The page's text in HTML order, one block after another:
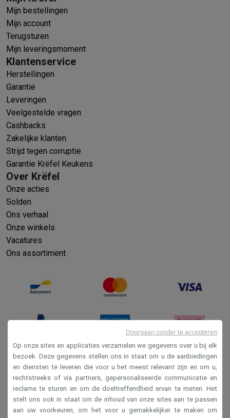
Mijn bestellingen
Mijn account
Terugsturen
Mijn leveringsmoment
Klantenservice
Herstellingen
Garantie
Leveringen
Veelgestelde vragen
Cashbacks
Zakelijke klanten
Strijd tegen corruptie
Garantie Krëfel Keukens
Over Krëfel
Onze acties
Solden
Ons verhaal
Onze winkels
Vacatures
Ons assortiment
Verkoopsvoorwaarden
Privacy
Disclaimer
Op onze sites en applicaties verzamelen we gegevens over u bij elk
bezoek. Deze gegevens stellen ons in staat om u de aanbiedingen
en diensten te leveren die voor u het meest relevant zijn en om u,
rechtstreeks of via partners, gepersonaliseerde communicatie en
reclame te sturen en om de doeltreffendheid ervan te meten. Het
stelt ons ook in staat om de inhoud van onze sites aan te passen
aan uw voorkeuren, om het voor u gemakkelijker te maken om
Doorgaan zonder te accepteren